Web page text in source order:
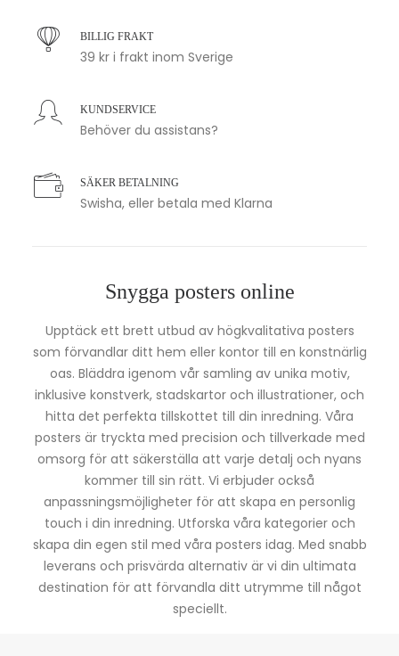
BILLIG FRAKT
39 kr i frakt inom Sverige
KUNDSERVICE
Behöver du assistans?
SÄKER BETALNING
Swisha, eller betala med Klarna
Snygga posters online
Upptäck ett brett utbud av högkvalitativa posters
som förvandlar ditt hem eller kontor till en konstnärlig
oas. Bläddra igenom vår samling av unika motiv,
inklusive konstverk, stadskartor och illustrationer, och
hitta det perfekta tillskottet till din inredning. Våra
posters är tryckta med precision och tillverkade med
omsorg för att säkerställa att varje detalj och nyans
kommer till sin rätt. Vi erbjuder också
anpassningsmöjligheter för att skapa en personlig
touch i din inredning. Utforska våra kategorier och
skapa din egen stil med våra posters idag. Med snabb
leverans och prisvärda alternativ är vi din ultimata
destination för att förvandla ditt utrymme till något
speciellt.